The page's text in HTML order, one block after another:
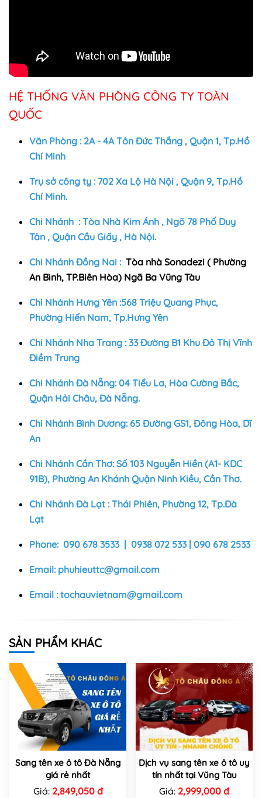
HỆ THỐNG VĂN PHÒNG CÔNG TY TOÀN
QUỐC
Văn Phòng : 2A - 4A Tôn Đức Thắng , Quận 1, Tp.Hồ
Chí Minh
Trụ sở công ty : 702 Xa Lộ Hà Nội , Quận 9, Tp.Hồ
Chí Minh.
Chi Nhánh : Tòa Nhà Kim Ánh , Ngõ 78 Phố Duy
Tân , Quận Cầu Giấy , Hà Nội.
Chi Nhánh Đồng Nai : Tòa nhà Sonadezi ( Phường
An Bình, TP.Biên Hòa) Ngã Ba Vũng Tàu
Chi Nhánh Hưng Yên :568 Triệu Quang Phục,
Phường Hiến Nam, Tp.Hưng Yên
Chi Nhánh Nha Trang : 33 Đường B1 Khu Đô Thị Vĩnh
Điềm Trung
Chi Nhánh Đà Nẵng: 04 Tiểu La, Hòa Cường Bắc,
Quận Hải Châu, Đà Nẵng.
Chi Nhánh Bình Dương: 65 Đường GS1, Đông Hòa, Dĩ
An
Chi Nhánh Cần Thơ: Số 103 Nguyễn Hiền (A1- KDC
91B), Phường An Khánh Quận Ninh Kiều, Cần Thơ.
Chi Nhánh Đà Lạt : Thái Phiên, Phường 12, Tp.Đà
Lạt
Phone: 090 678 3533 | 0938 072 533 | 090 678 2533
Email: phuhieuttc@gmail.com
Email :tochauvietnam@gmail.com
SẢN PHẨM KHÁC
Sang tên xe ô tô Đà Nẵng
giá rẻ nhất
Giá: 2,849,050 đ
Dịch vụ sang tên xe ô tô uy
tín nhất tại Vũng Tàu
Giá: 2,999,000 đ